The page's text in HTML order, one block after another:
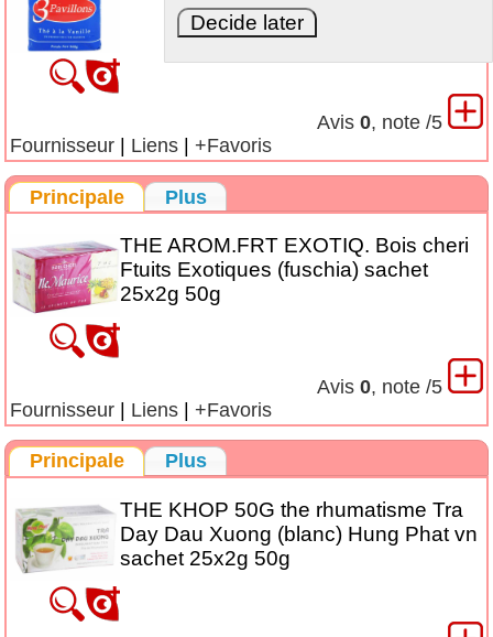
Avis 0, note /5
Fournisseur
Liens |+Favoris
Principale Plus
THE AROM.FRT EXOTIQ. Bois cheri
Ftuits Exotiques (fuschia) sachet
25x2g 50g
Avis 0, note /5
Fournisseur
Liens |+Favoris
Principale Plus
THE KHOP 50G the rhumatisme Tra
Day Dau Xuong (blanc) Hung Phat vn
sachet 25x2g 50g
Decide later